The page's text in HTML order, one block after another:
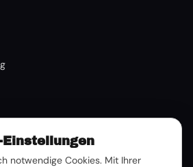
Einstellungen
notwendige Cookies. Mit Ihrer